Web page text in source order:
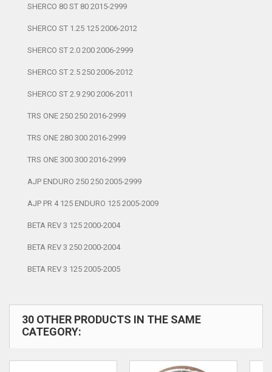
SHERCO 80 ST 80 2015-2999
SHERCO ST 1.25 125 2006-2012
SHERCO ST 2.0 200 2006-2999
SHERCO ST 2.5 250 2006-2012
SHERCO ST 2.9 290 2006-2011
TRS ONE 250 250 2016-2999
TRS ONE 280 300 2016-2999
TRS ONE 300 300 2016-2999
AJP ENDURO 250 250 2005-2999
AJP PR 4 125 ENDURO 125 2005-2009
BETA REV 3 125 2000-2004
BETA REV 3 250 2000-2004
BETA REV 3 125 2005-2005
30 OTHER PRODUCTS IN THE SAME
CATEGORY: